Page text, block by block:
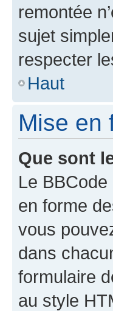
remontée
sujet
respecter
Haut
Mise en
Que sont
Le
en forme
vous
dans
formulaire
au style